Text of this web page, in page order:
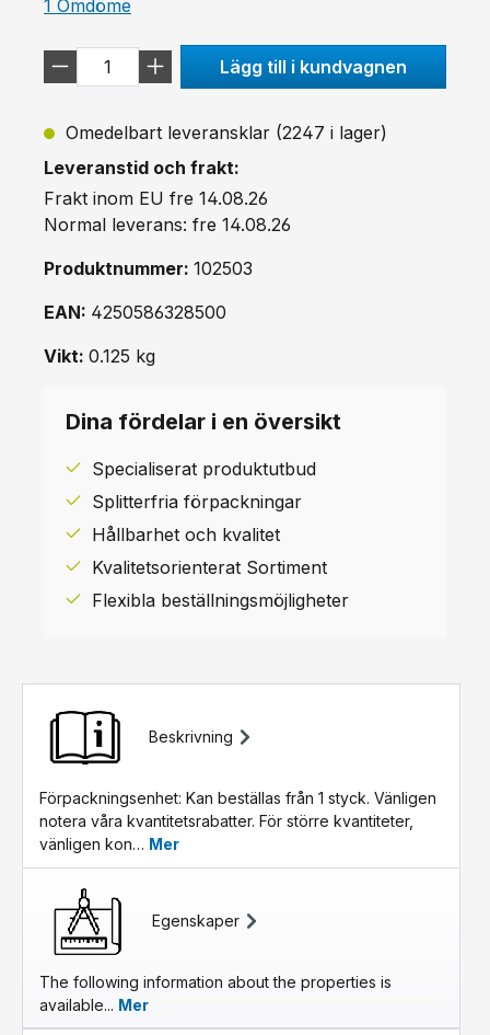
1 Omdöme
Lägg till i kundvagnen
Omedelbart leveransklar (2247 i lager)
Leveranstid och frakt:
Frakt inom EU fre 14.08.26
Normal leverans: fre 14.08.26
Produktnummer: 102503
EAN: 4250586328500
Vikt: 0.125 kg
Dina fördelar i en översikt
Specialiserat produktutbud
Splitterfria förpackningar
Hållbarhet och kvalitet
Kvalitetsorienterat Sortiment
Flexibla beställningsmöjligheter
Beskrivning
Förpackningsenhet: Kan beställas från 1 styck. Vänligen
notera våra kvantitetsrabatter. För större kvantiteter,
vänligen kon… Mer
Egenskaper
The following information about the properties is
available... Mer